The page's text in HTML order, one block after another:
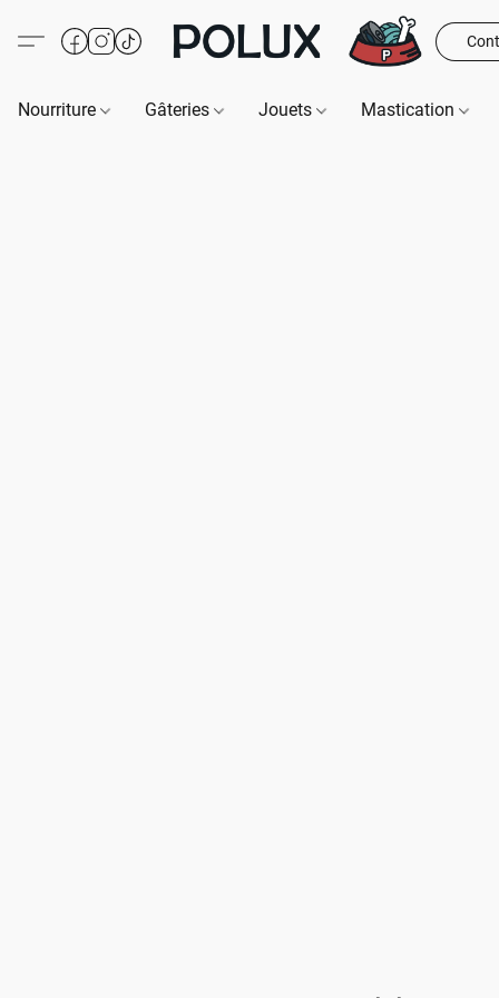
Nourriture Gâteries Jouets Mastication